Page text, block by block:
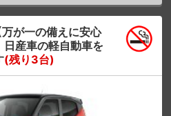
万が一の備えに安心
産車の軽自動車を
(残り3台)